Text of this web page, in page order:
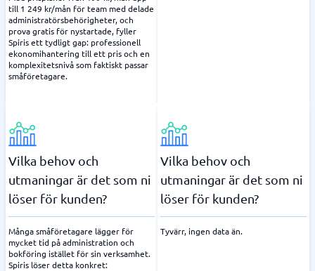
till 1 249 kr/mån för team med delade
administratörsbehörigheter, och
prova gratis för nystartade, fyller
Spiris ett tydligt gap: professionell
ekonomihantering till ett pris och en
komplexitetsnivå som faktiskt passar
småföretagare.
Vilka behov och
utmaningar är det som ni
löser för kunden?
Många småföretagare lägger för
mycket tid på administration och
bokföring istället för sin verksamhet.
Spiris löser detta konkret:
Vilka behov och
utmaningar är det som ni
löser för kunden?
Tyvärr, ingen data än.